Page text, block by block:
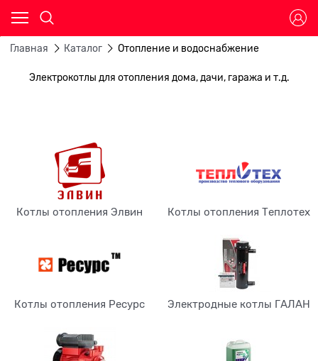
Главная Каталог Отопление и водоснабжение
Электрокотлы для отопления дома, дачи, гаража и т.д.
Котлы отопления Элвин Котлы отопления Теплотех
Котлы отопления Ресурс Электродные котлы ГАЛАН